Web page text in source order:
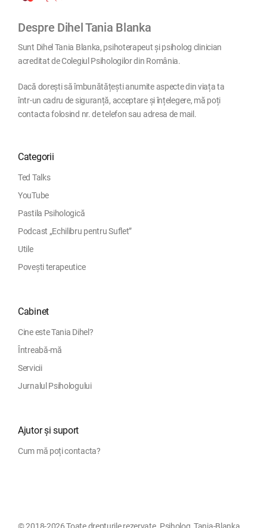
Despre Dihel Tania Blanka
Sunt Dihel Tania Blanka, psihoterapeut și psiholog clinician
acreditat de Colegiul Psihologilor din România.
Dacă dorești să îmbunătățești anumite aspecte din viața ta
într-un cadru de siguranță, acceptare și înțelegere, mă poți
contacta folosind nr. de telefon sau adresa de mail.
Categorii
Ted Talks
YouTube
Pastila Psihologică
Podcast „Echilibru pentru Suflet”
Utile
Povești terapeutice
Cabinet
Cine este Tania Dihel?
Întreabă-mă
Servicii
Jurnalul Psihologului
Ajutor și suport
Cum mă poți contacta?